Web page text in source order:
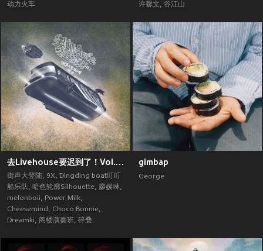
动力火车 许馨文, 谷江山
去Livehouse要迟到了！Vol.2 (街声大登陆合辑Vol.5)
街声大登陆, 9X, Dingding boat叮叮
船乐队, 暗色轮廓Silhouette, 廖媛琳,
melonboii, Power Milk,
Cheesemind, Choco Bonnie,
Dreamki, 阁楼演奏班, 碎叠
gimbap
George